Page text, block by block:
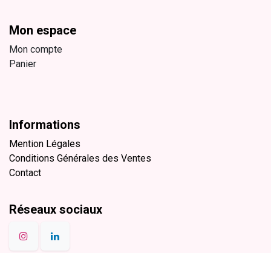
Mon espace
Mon compte
Panier
Informations
Mention Légales
Conditions Générales des Ventes
Contact
Réseaux sociaux